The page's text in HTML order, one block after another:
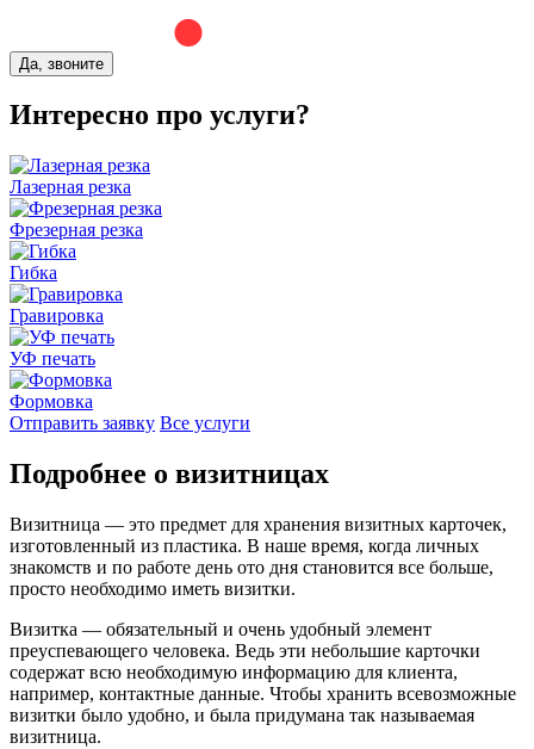
Да, звоните
Интересно про услуги?
Лазерная резка
Фрезерная резка
Гибка
Гравировка
УФ печать
Формовка
Отправить заявку Все услуги
Подробнее о визитницах
Визитница — это предмет для хранения визитных карточек,
изготовленный из пластика. В наше время, когда личных
знакомств и по работе день ото дня становится все больше,
просто необходимо иметь визитки.
Визитка — обязательный и очень удобный элемент
преуспевающего человека. Ведь эти небольшие карточки
содержат всю необходимую информацию для клиента,
например, контактные данные. Чтобы хранить всевозможные
визитки было удобно, и была придумана так называемая
визитница.